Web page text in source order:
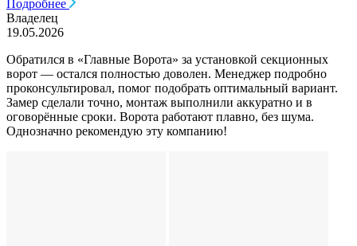
Подробнее
Владелец
19.05.2026
Обратился в «Главные Ворота» за установкой секционных
ворот — остался полностью доволен. Менеджер подробно
проконсультировал, помог подобрать оптимальный вариант.
Замер сделали точно, монтаж выполнили аккуратно и в
оговорённые сроки. Ворота работают плавно, без шума.
Однозначно рекомендую эту компанию!